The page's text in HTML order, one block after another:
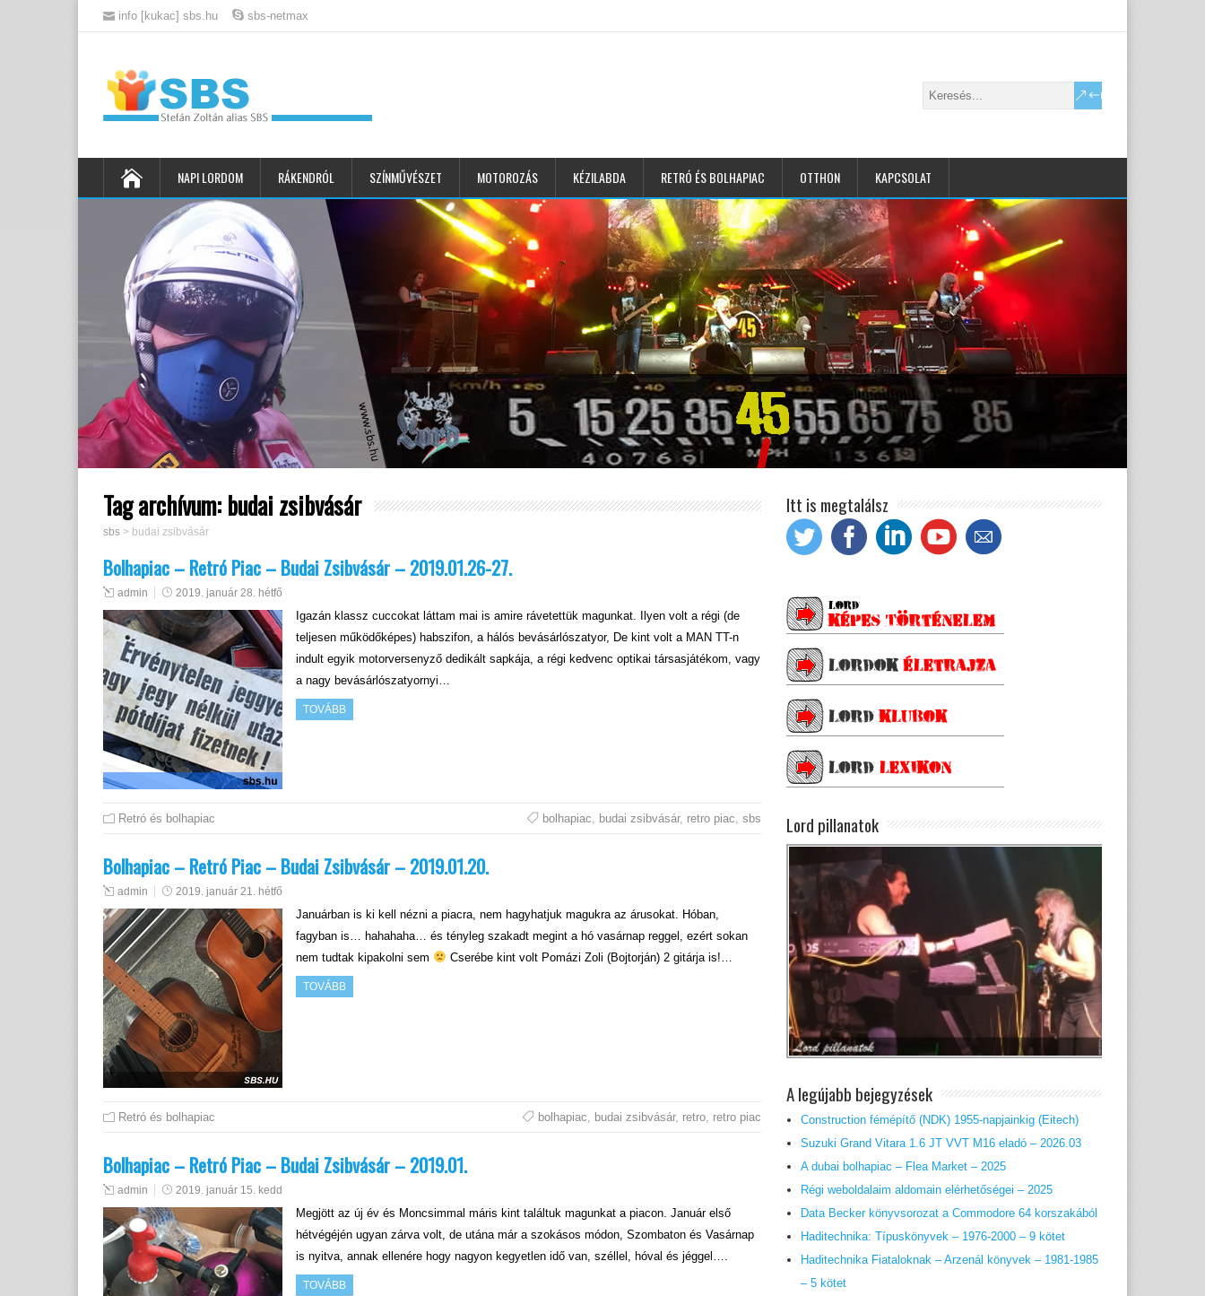
info [kukac] sbs.hu sbs-netmax
NAPI LORDOM RÁKENDRÓL SZÍNMŰVÉSZET MOTOROZÁS KÉZILABDA RETRÓ ÉS BOLHAPIAC OTTHON KAPCSOLAT
Tag archívum: budai zsibvásár
sbs > budai zsibvásár
Bolhapiac – Retró Piac – Budai Zsibvásár – 2019.01.26-27.
admin 2019. január 28. hétfő
Igazán klassz cuccokat láttam mai is amire rávetettük magunkat. Ilyen volt a régi (de
teljesen működőképes) habszifon, a hálós bevásárlószatyor, De kint volt a MAN TT-n
indult egyik motorversenyző dedikált sapkája, a régi kedvenc optikai társasjátékom, vagy
a nagy bevásárlószatyornyi…
TOVÁBB
Retró és bolhapiac bolhapiac, budai zsibvásár, retro piac, sbs
Bolhapiac – Retró Piac – Budai Zsibvásár – 2019.01.20.
admin 2019. január 21. hétfő
Januárban is ki kell nézni a piacra, nem hagyhatjuk magukra az árusokat. Hóban,
fagyban is… hahahaha… és tényleg szakadt megint a hó vasárnap reggel, ezért sokan
nem tudtak kipakolni sem
Cserébe kint volt Pomázi Zoli (Bojtorján) 2 gitárja is!…
TOVÁBB
Retró és bolhapiac bolhapiac, budai zsibvásár, retro, retro piac
Bolhapiac – Retró Piac – Budai Zsibvásár – 2019.01.
admin 2019. január 15. kedd
Megjött az új év és Moncsimmal máris kint találtuk magunkat a piacon. Január első
hétvégéjén ugyan zárva volt, de utána már a szokásos módon, Szombaton és Vasárnap
is nyitva, annak ellenére hogy nagyon kegyetlen idő van, széllel, hóval és jéggel….
TOVÁBB
Itt is megtalálsz
Lord pillanatok
A legújabb bejegyzések
Construction fémépítő (NDK) 1955-napjainkig (Eitech)
Suzuki Grand Vitara 1.6 JT VVT M16 eladó – 2026.03
A dubai bolhapiac – Flea Market – 2025
Régi weboldalaim aldomain elérhetőségei – 2025
Data Becker könyvsorozat a Commodore 64 korszakából
Haditechnika: Típuskönyvek – 1976-2000 – 9 kötet
Haditechnika Fiataloknak – Arzenál könyvek – 1981-1985
– 5 kötet